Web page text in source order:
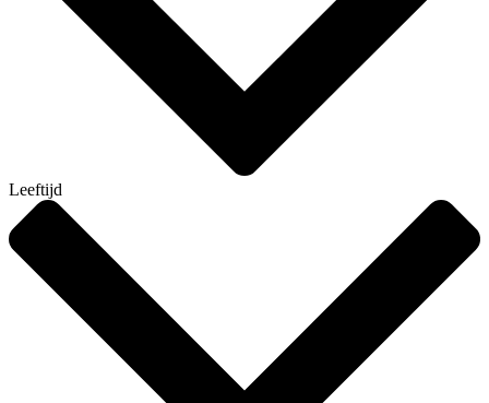
Leeftijd